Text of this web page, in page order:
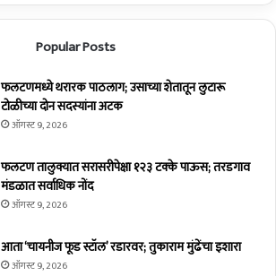
Popular Posts
फलटणमध्ये थरारक पाठलाग; उसाच्या शेतातून लुटारू
टोळीच्या दोन सदस्यांना अटक
ऑगस्ट 9, 2026
फलटण तालुक्यात सरासरीपेक्षा १२३ टक्के पाऊस; तरडगाव
मंडळात सर्वाधिक नोंद
ऑगस्ट 9, 2026
आता ‘चायनीज फूड स्टॉल’ रडारवर; तुकाराम मुंढेंचा इशारा
ऑगस्ट 9, 2026